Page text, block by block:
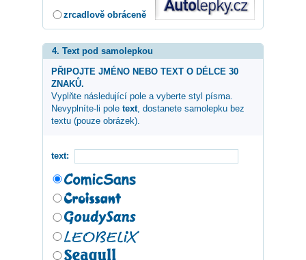
zrcadlově obráceně
4. Text pod samolepkou
PŘIPOJTE JMÉNO NEBO TEXT O DÉLCE 30
ZNAKŮ.
Vyplňte následující pole a vyberte styl písma.
Nevyplníte-li pole text, dostanete samolepku bez
textu (pouze obrázek).
text: